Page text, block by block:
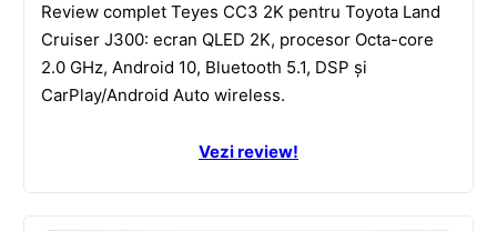
Review complet Teyes CC3 2K pentru Toyota Land
Cruiser J300: ecran QLED 2K, procesor Octa-core
2.0 GHz, Android 10, Bluetooth 5.1, DSP și
CarPlay/Android Auto wireless.
Vezi review!